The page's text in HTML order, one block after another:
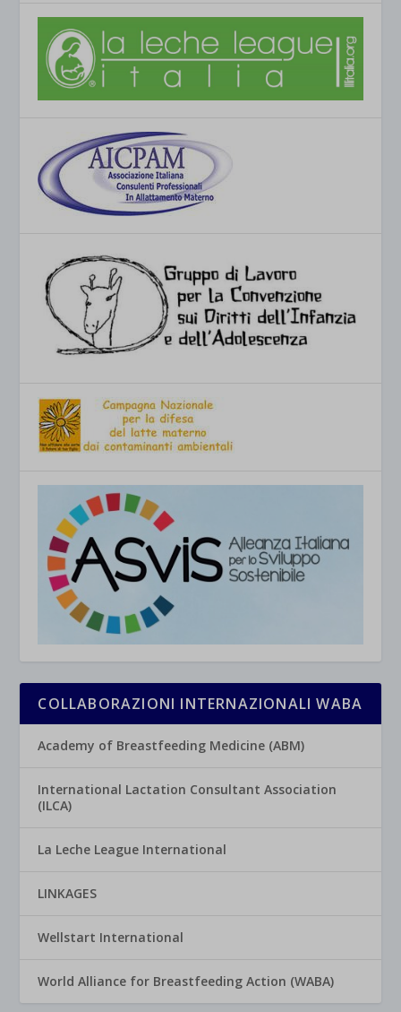
COLLABORAZIONI INTERNAZIONALI WABA
Academy of Breastfeeding Medicine (ABM)
International Lactation Consultant Association
(ILCA)
La Leche League International
LINKAGES
Wellstart International
World Alliance for Breastfeeding Action (WABA)